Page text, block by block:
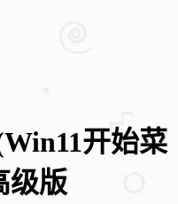
开始菜
级版